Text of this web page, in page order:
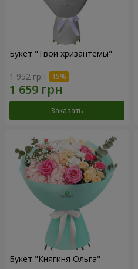
Букет "Твои хризантемы"
1 952 грн
Заказать
Букет "Княгиня Ольга"